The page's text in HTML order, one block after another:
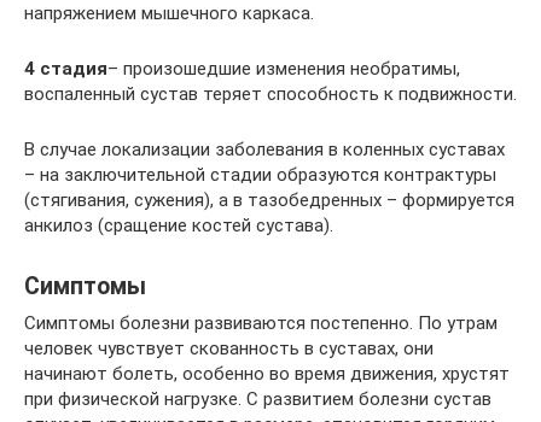
напряжением мышечного каркаса.
4 стадия– произошедшие изменения необратимы,
воспаленный сустав теряет способность к подвижности.
В случае локализации заболевания в коленных суставах
– на заключительной стадии образуются контрактуры
(стягивания, сужения), а в тазобедренных – формируется
анкилоз (сращение костей сустава).
Симптомы
Симптомы болезни развиваются постепенно. По утрам
человек чувствует скованность в суставах, они
начинают болеть, особенно во время движения, хрустят
при физической нагрузке. С развитием болезни сустав